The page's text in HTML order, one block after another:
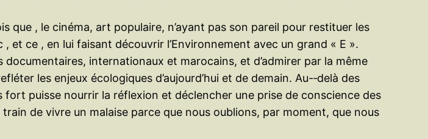
, le cinéma, art populaire, n’ayant pas son pareil pour restituer les
ce , en lui faisant découvrir l’Environnement avec un grand « E ».
internationaux et marocains, et d’admirer par la même
les enjeux écologiques d’aujourd’hui et de demain. Au-­‐delà des
fort puisse nourrir la réflexion et déclencher une prise de conscience des
de vivre un malaise parce que nous oublions, par moment, que nous